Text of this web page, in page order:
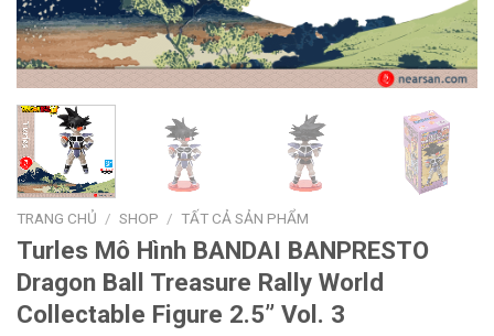
TRANG CHỦ / SHOP / TẤT CẢ SẢN PHẨM
Turles Mô Hình BANDAI BANPRESTO
Dragon Ball Treasure Rally World
Collectable Figure 2.5” Vol. 3